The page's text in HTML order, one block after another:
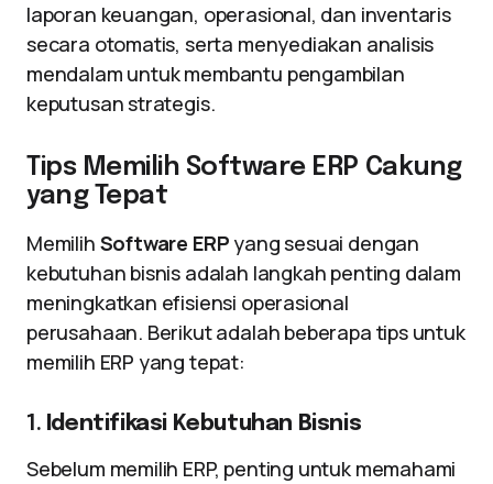
laporan keuangan, operasional, dan inventaris
secara otomatis, serta menyediakan analisis
mendalam untuk membantu pengambilan
keputusan strategis.
Tips Memilih Software ERP Cakung
yang Tepat
Memilih Software ERP yang sesuai dengan
kebutuhan bisnis adalah langkah penting dalam
meningkatkan efisiensi operasional
perusahaan. Berikut adalah beberapa tips untuk
memilih ERP yang tepat:
1. Identifikasi Kebutuhan Bisnis
Sebelum memilih ERP, penting untuk memahami